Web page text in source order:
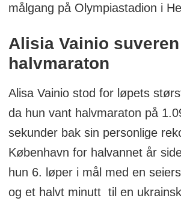
målgang på Olympiastadion i
Alisia Vainio
halvmaraton
Alisa Vainio stod for løpets
da hun vant halvmaraton på
sekunder bak sin personlige
København for halvannet år
hun 6. løper i mål med en
og et halvt minutt til en